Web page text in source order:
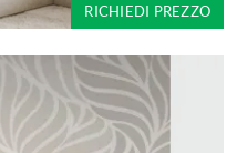
RICHIEDI PREZZO